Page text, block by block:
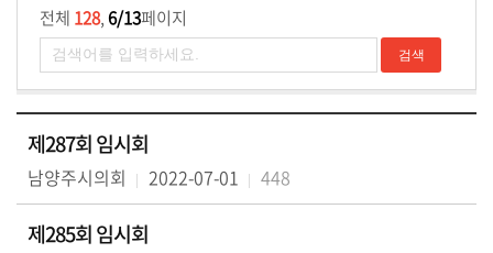
소
개
의
정
활
동
의
전체 128,6/13페이지
제287회 임시회
남양주시의회 2022-07-01 448
제285회 임시회